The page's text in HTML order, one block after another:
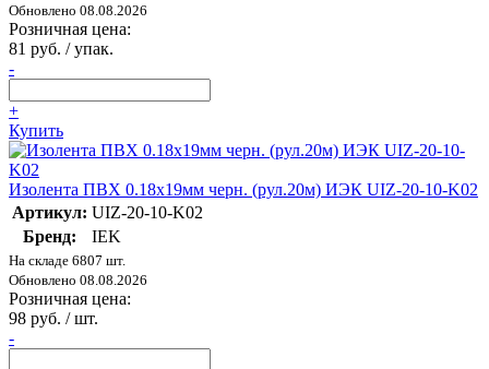
Обновлено 08.08.2026
Розничная цена:
81 руб. / упак.
-
+
Купить
Изолента ПВХ 0.18х19мм черн. (рул.20м) ИЭК UIZ-20-10-K02
Артикул: UIZ-20-10-K02
Бренд:
IEK
На складе 6807 шт.
Обновлено 08.08.2026
Розничная цена:
98 руб. / шт.
-